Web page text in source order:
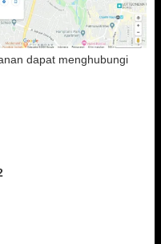
dapat menghubungi